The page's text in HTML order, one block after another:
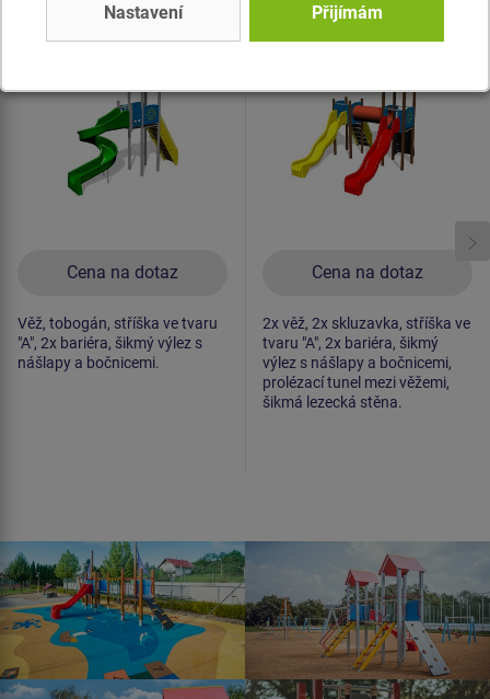
Herní sestava klasik
UNK1060K -
Cena na dotaz
Věž, tobogán, stříška ve tvaru
"A", 2x bariéra, šikmý výlez s
nášlapy a bočnicemi.
Herní sestava klasik
UNK2024K -
Cena na dotaz
2x věž, 2x skluzavka, stříška ve
tvaru "A", 2x bariéra, šikmý
výlez s nášlapy a bočnicemi,
prolézací tunel mezi věžemi,
šikmá lezecká stěna.
Nastavení Přijímám